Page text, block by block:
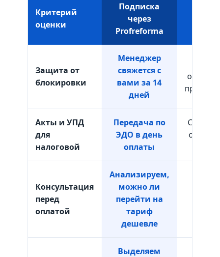
Критерий
оценки
Подписка
через
Profreforma
Защита от
блокировки
Менеджер
свяжется с
вами за 14
дней
Акты и УПД
для
налоговой
Передача по
ЭДО в день
оплаты
оплате
Консультация
перед
оплатой
Анализируем,
можно ли
перейти на
тариф
дешевле
Выделяем